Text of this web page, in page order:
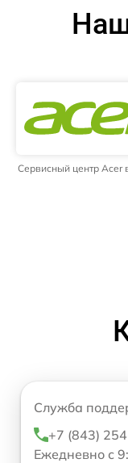
Сервисный центр Acer
Служба
+7 (843)
Ежедневно с